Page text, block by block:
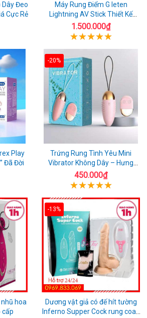
Dây Đeo
Cực Rẻ
Máy Rung Điểm G leten
Lightning AV Stick Thiết Kế
Thông Minh
1.500.000₫
Play
Đã Đời
-20%
Trứng Rung Tình Yêu Mini
Vibrator Không Dây – Hưng
Phấn Mọi Nơi
450.000₫
hoa
cấp
-13%
Dương vật giả có đế hít tường
Inferno Supper Cock rung coay